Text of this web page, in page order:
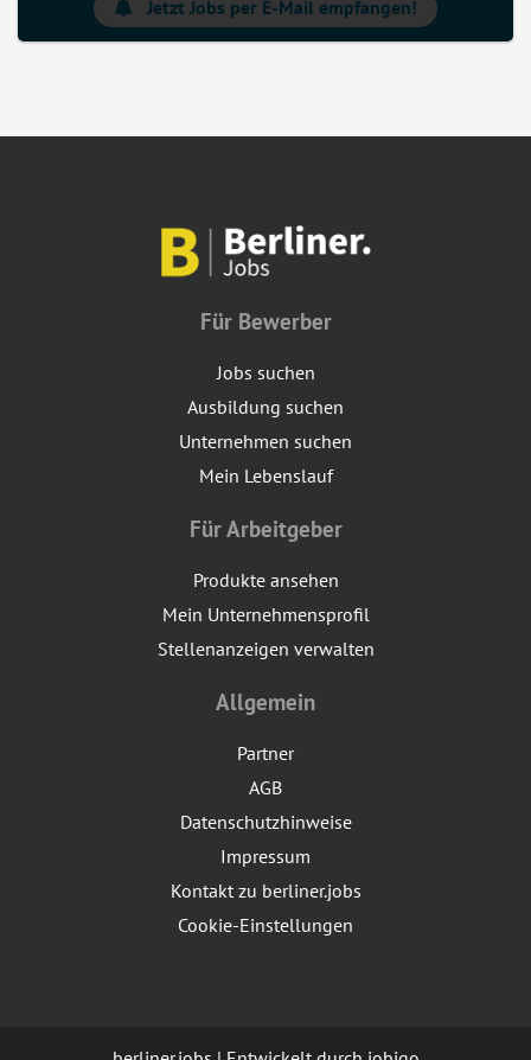
Jetzt Jobs per E-Mail empfangen!
Für Bewerber
Jobs suchen
Ausbildung suchen
Unternehmen suchen
Mein Lebenslauf
Für Arbeitgeber
Produkte ansehen
Mein Unternehmensprofil
Stellenanzeigen verwalten
Allgemein
Partner
AGB
Datenschutzhinweise
Impressum
Kontakt zu berliner.jobs
Cookie-Einstellungen